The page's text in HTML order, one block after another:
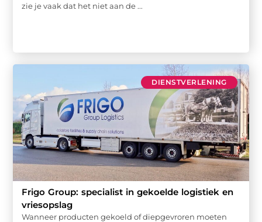
zie je vaak dat het niet aan de ...
DIENSTVERLENING
Frigo Group: specialist in gekoelde logistiek en
vriesopslag
Wanneer producten gekoeld of diepgevroren moeten